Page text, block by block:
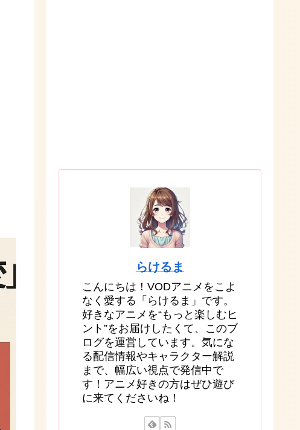
らけるま
こんにちは！VODアニメをこよ
なく愛する「らけるま」です。
好きなアニメを“もっと楽しむヒ
ント”をお届けしたくて、このブ
ログを運営しています。気にな
る配信情報やキャラクター解説
まで、幅広い視点で発信中で
す！アニメ好きの方はぜひ遊び
に来てくださいね！